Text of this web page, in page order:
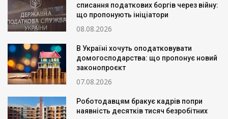
списання податкових боргів через війну:
що пропонують ініціатори
08.08.2026
В Україні хочуть оподатковувати
домогосподарства: що пропонує новий
законопроєкт
07.08.2026
Роботодавцям бракує кадрів попри
наявність десятків тисяч безробітних